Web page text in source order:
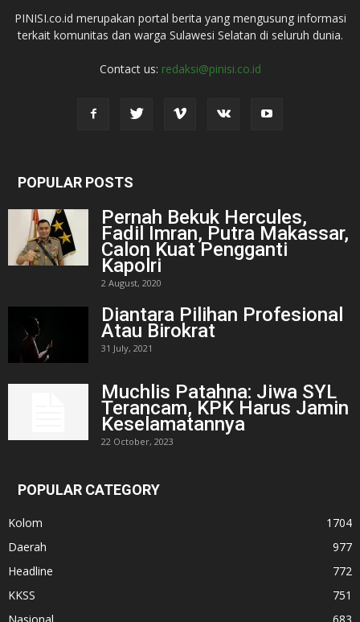
PINISI.co.id merupakan portal berita yang mengusung informasi
terkait komunitas dan warga Sulawesi Selatan di seluruh dunia.
Contact us: redaksi@pinisi.co.id
POPULAR POSTS
Pernah Bekuk Hercules,
Fadil Imran, Putra Makassar,
Calon Kuat Pengganti
Kapolri
2 August, 2020
Diantara Pilihan Profesional
Atau Birokrat
31 July, 2021
Muchlis Patahna: Jiwa SYL
Terancam, KPK Harus Jamin
Keselamatannya
22 October, 2023
POPULAR CATEGORY
Kolom
1704
Daerah
977
Headline
772
KKSS
751